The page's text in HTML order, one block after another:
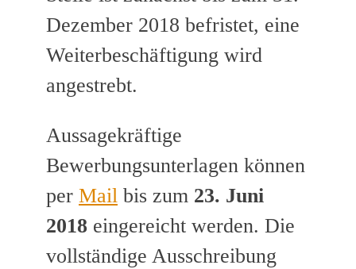
Dezember 2018 befristet, eine
Weiterbeschäftigung wird
angestrebt.
Aussagekräftige
Bewerbungsunterlagen können
per Mail bis zum 23. Juni
2018 eingereicht werden. Die
vollständige Ausschreibung